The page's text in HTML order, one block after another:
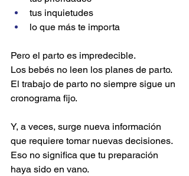
tus inquietudes
lo que más te importa
Pero el parto es impredecible.
Los bebés no leen los planes de parto.
El trabajo de parto no siempre sigue un
cronograma fijo.
Y, a veces, surge nueva información
que requiere tomar nuevas decisiones.
Eso no significa que tu preparación
haya sido en vano.